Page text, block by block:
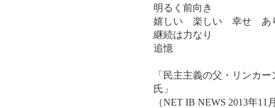
明るく前向き
嬉しい 楽しい 幸せ あ
継続は力なり
追憶
「民主主義の父・リンカ
氏」
（NET IB NEWS 2013年11